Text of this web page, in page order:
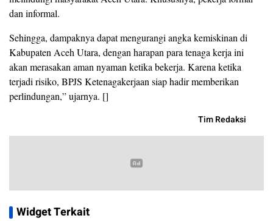
dan informal.
Sehingga, dampaknya dapat mengurangi angka kemiskinan di
Kabupaten Aceh Utara, dengan harapan para tenaga kerja ini
akan merasakan aman nyaman ketika bekerja. Karena ketika
terjadi risiko, BPJS Ketenagakerjaan siap hadir memberikan
perlindungan,” ujarnya. []
Tim Redaksi
Widget Terkait